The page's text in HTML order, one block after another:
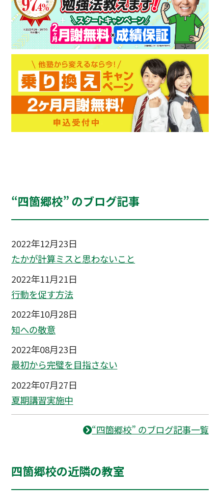
“四箇郷校” のブログ記事
2022年12月23日
たかが計算ミスと思わないこと
2022年11月21日
行動を促す方法
2022年10月28日
知への敬意
2022年08月23日
最初から完璧を目指さない
2022年07月27日
夏期講習実施中
“四箇郷校” のブログ記事一覧
四箇郷校の近隣の教室